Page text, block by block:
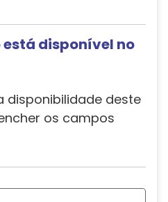
está disponível no
disponibilidade deste
os campos